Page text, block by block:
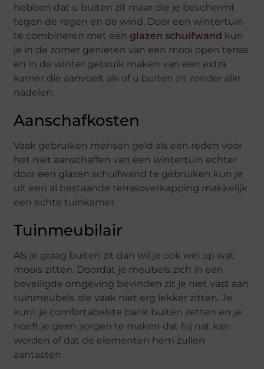
hebben dat u buiten zit maar die je beschermt
tegen de regen en de wind. Door een wintertuin
te combineren met eenglazen schuifwand kun
je in de zomer genieten van een mooi open terras
en in de winter gebruik maken van een extra
kamer die aanvoelt als of u buiten zit zonder alle
nadelen.
Aanschafkosten
Vaak gebruiken mensen geld als een reden voor
het niet aanschaffen van een wintertuin echter
door een glazen schuifwand te gebruiken kun je
uit een al bestaande terrasoverkapping makkelijk
een echte tuinkamer.
Tuinmeubilair
Als je graag buiten zit dan wil je ook wel op wat
moois zitten. Doordat je meubels zich in een
beveiligde omgeving bevinden zit je niet vast aan
tuinmeubels die vaak niet erg lekker zitten. Je
kunt je comfortabelste bank buiten zetten en je
hoeft je geen zorgen te maken dat hij nat kan
worden of dat de elementen hem zullen
aantasten.